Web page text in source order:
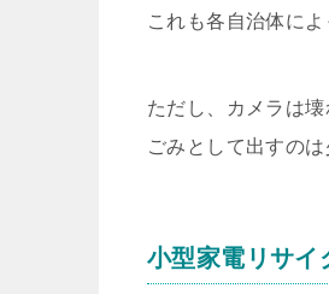
これも各自治体に
ただし、カメラは
ごみとして出すの
小型家電リサイ